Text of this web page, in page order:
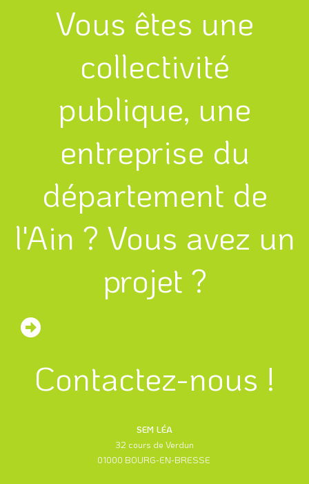
Vous êtes une
collectivité
publique, une
entreprise du
département de
l'Ain ? Vous avez un
projet ?
Contactez-nous !
SEM LÉA
32 cours de Verdun
01000 BOURG-EN-BRESSE